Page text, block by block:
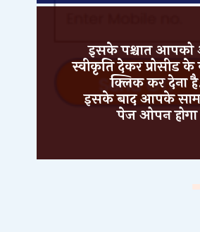
इसके पश्चात आपको
स्वीकृति देकरप्रोसीडके
क्लिककर देना
इसके बाद आपके
पेजओपन होगा